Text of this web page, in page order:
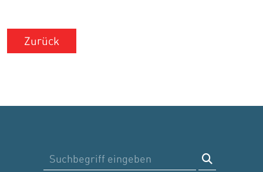
Zurück
Suche